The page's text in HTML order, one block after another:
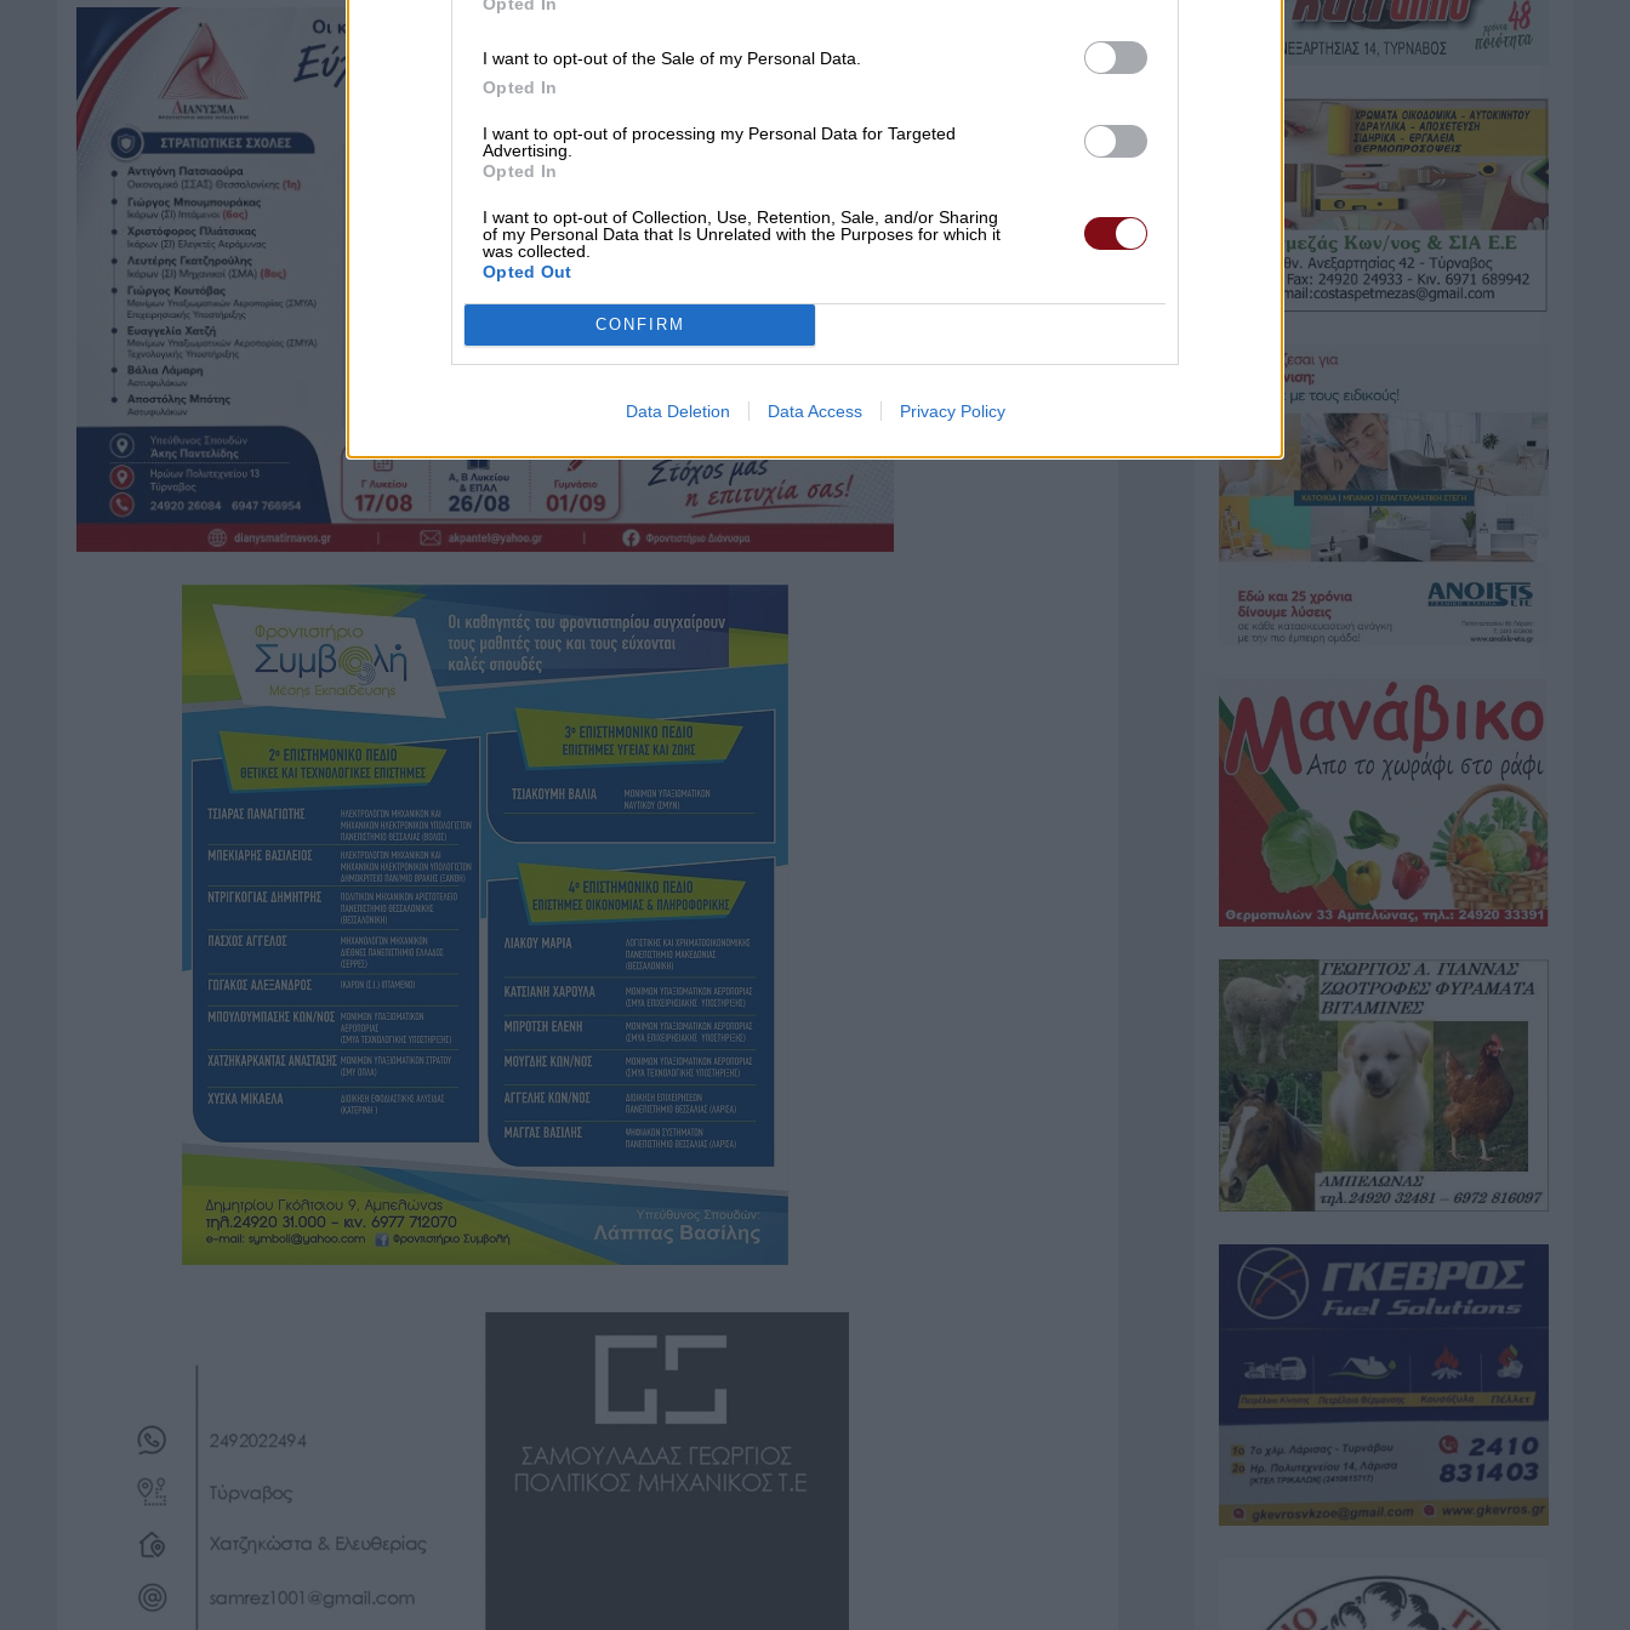
I want to opt-out of the Sale of my Personal Data.
Opted In
I want to opt-out of processing my Personal Data for Targeted
Advertising.
Opted In
I want to opt-out of Collection, Use, Retention, Sale, and/or Sharing
of my Personal Data that Is Unrelated with the Purposes for which it
was collected.
Opted Out
CONFIRM
Data Deletion Data Access Privacy Policy